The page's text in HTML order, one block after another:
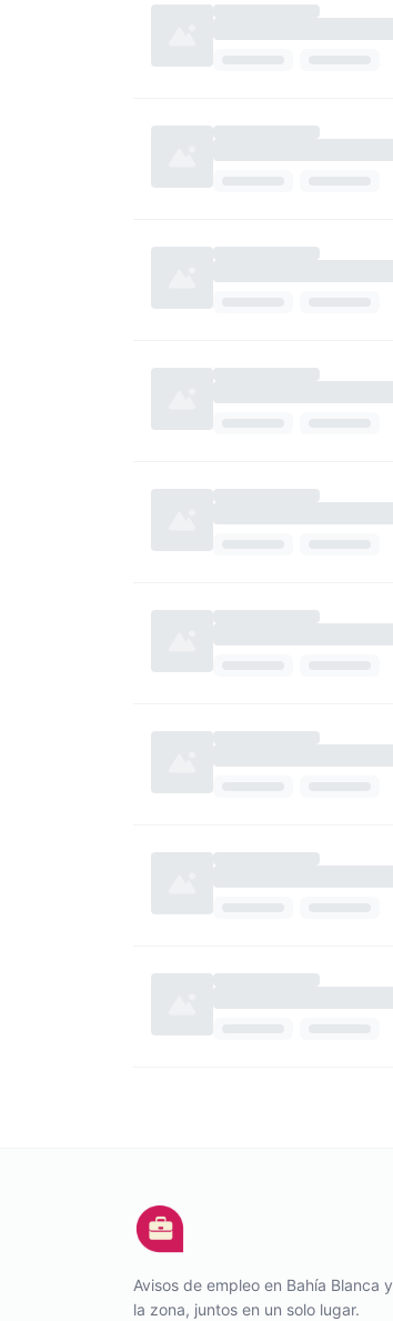
Avisos de empleo en Bahía Blanca y
la zona, juntos en un solo lugar.